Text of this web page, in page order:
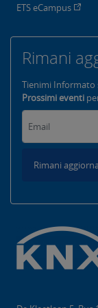
ETS eCampus
Rimani
Tienimi Informato
Prossimi eventi
Rimani